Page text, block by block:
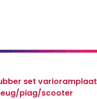
set varioramplaat
piag/scooter